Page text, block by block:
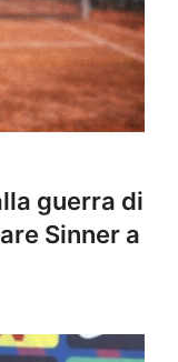
guerra di
Sinner a